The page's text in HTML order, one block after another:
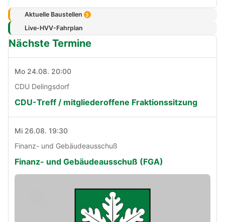
Aktuelle Baustellen 3
Live-HVV-Fahrplan
Nächste Termine
Mo 24.08. 20:00
CDU Delingsdorf
CDU-Treff / mitgliederoffene Fraktionssitzung
Mi 26.08. 19:30
Finanz- und Gebäudeausschuß
Finanz- und Gebäudeausschuß (FGA)